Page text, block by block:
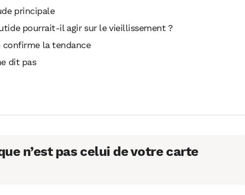
principale
pourrait-il agir sur le vieillissement ?
confirme la tendance
dit pas
n’est pas celui de votre carte